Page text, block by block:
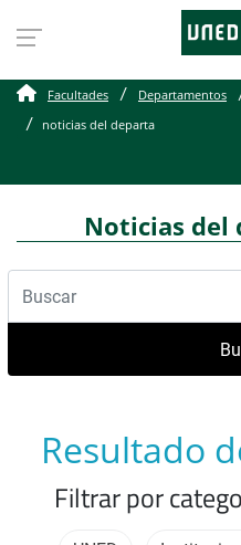
Facultades Departamentos
noticias del departa
Noticias del
Resultado
Filtrar por